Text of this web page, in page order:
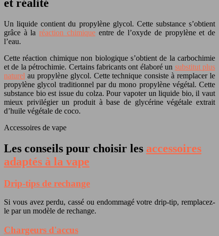
et réalité
Un liquide contient du propylène glycol. Cette substance s’obtient
grâce à laréaction chimiqueentre de l’oxyde de propylène et de
l’eau.
Cette réaction chimique non biologique s’obtient de la carbochimie
et de la pétrochimie. Certains fabricants ont élaboré un substitut plus
naturel au propylène glycol. Cette technique consiste à remplacer le
propylène glycol traditionnel par du mono propylène végétal. Cette
substance bio est issue du colza. Pour vapoter un liquide bio, il vaut
mieux privilégier un produit à base de glycérine végétale extrait
d’huile végétale de coco.
Accessoires de vape
Les conseils pour choisir les accessoires
adaptés à la vape
Drip-tips de rechange
Si vous avez perdu, cassé ou endommagé votre drip-tip, remplacez-
le par un modèle de rechange.
Chargeurs d'accus